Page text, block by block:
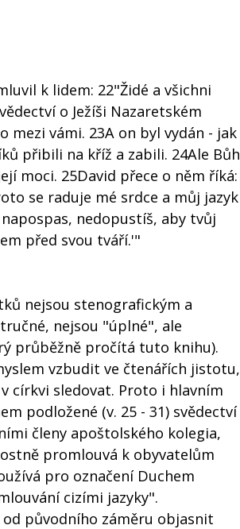
k lidem: 22"Židé a všichni
o Ježíši Nazaretském
mezi vámi. 23A on byl vydán - jak
přibili na kříž a zabili. 24Ale Bůh
moci. 25David přece o něm říká:
se raduje mé srdce a můj jazyk
nedopustíš, aby tvůj
před svou tváří.'"
nejsou stenografickým a
nejsou "úplné", ale
průběžně pročítá tuto knihu).
vzbudit ve čtenářích jistotu,
církvi sledovat. Proto i hlavním
podložené (v. 25 - 31) svědectví
členy apoštolského kolegia,
promlouvá k obyvatelům
pro označení Duchem
cizími jazyky".
původního záměru objasnit